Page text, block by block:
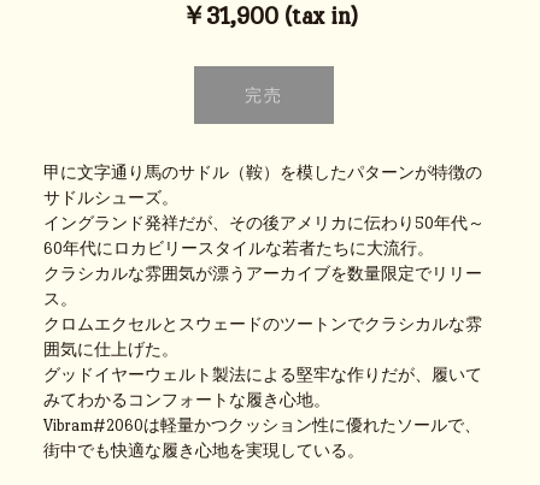
￥31,900 (tax in)
甲に文字通り馬のサドル（鞍）を模したパターンが特徴の
サドルシューズ。
イングランド発祥だが、その後アメリカに伝わり50年代～
60年代にロカビリースタイルな若者たちに大流行。
クラシカルな雰囲気が漂うアーカイブを数量限定でリリー
ス。
クロムエクセルとスウェードのツートンでクラシカルな雰
囲気に仕上げた。
グッドイヤーウェルト製法による堅牢な作りだが、履いて
みてわかるコンフォートな履き心地。
Vibram#2060は軽量かつクッション性に優れたソールで、
街中でも快適な履き心地を実現している。